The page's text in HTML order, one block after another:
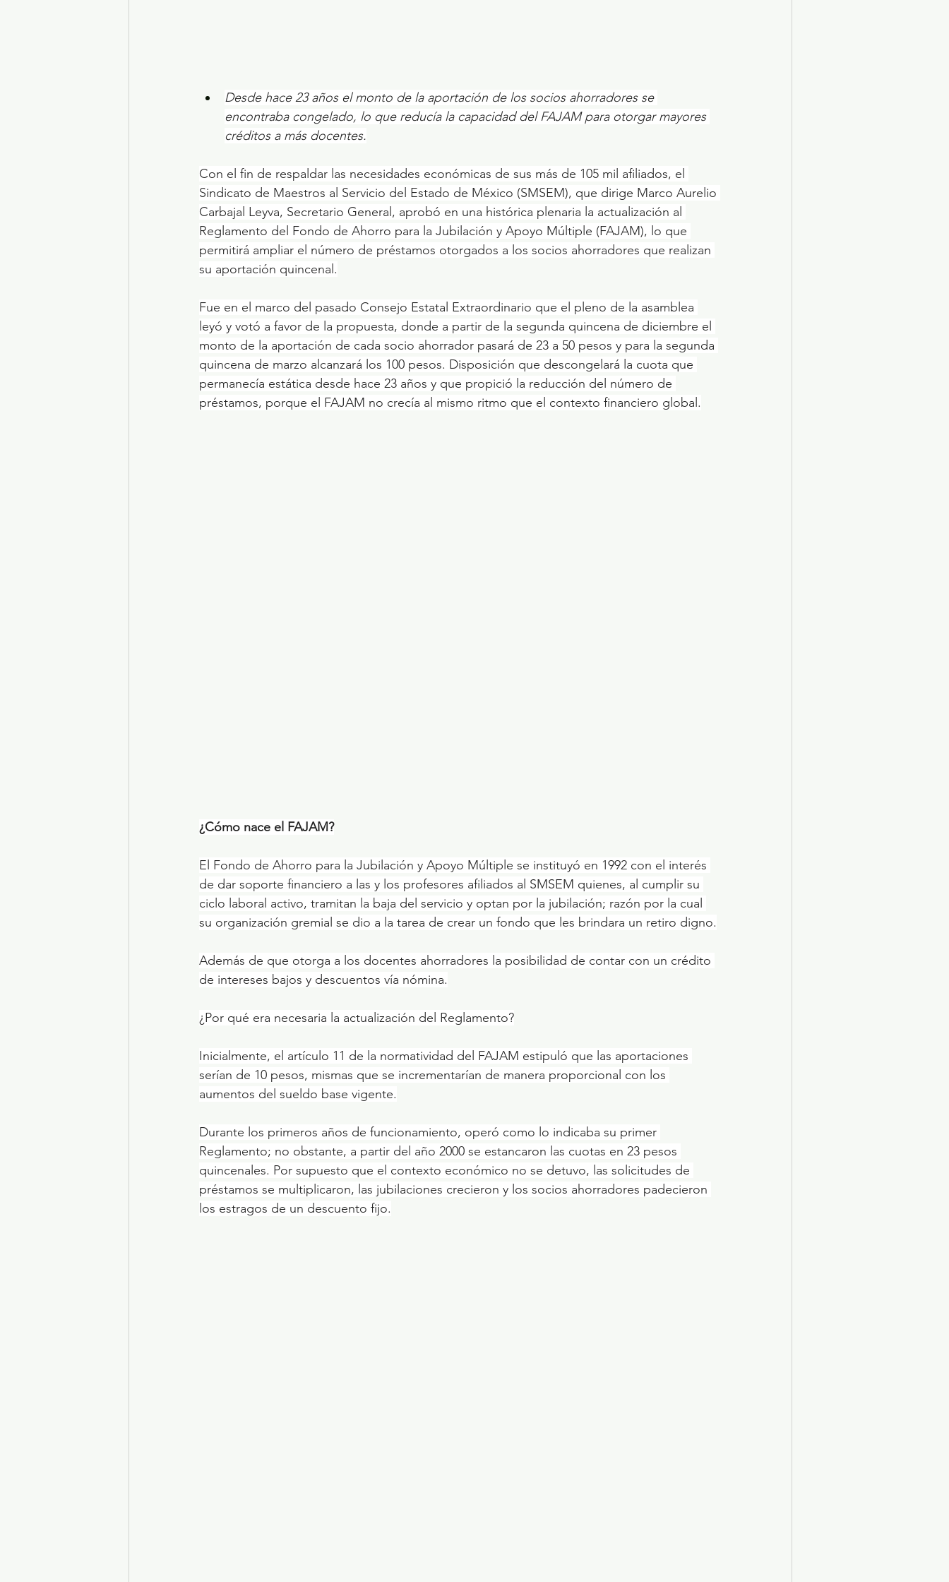
Desde hace 23 años el monto de la aportación de los socios ahorradores se
encontraba congelado, lo que reducía la capacidad del FAJAM para otorgar mayores
créditos a más docentes.
Con el fin de respaldar las necesidades económicas de sus más de 105 mil afiliados, el
Sindicato de Maestros al Servicio del Estado de México (SMSEM), que dirige Marco Aurelio
Carbajal Leyva, Secretario General, aprobó en una histórica plenaria la actualización al
Reglamento del Fondo de Ahorro para la Jubilación y Apoyo Múltiple (FAJAM), lo que
permitirá ampliar el número de préstamos otorgados a los socios ahorradores que realizan
su aportación quincenal.
Fue en el marco del pasado Consejo Estatal Extraordinario que el pleno de la asamblea
leyó y votó a favor de la propuesta, donde a partir de la segunda quincena de diciembre el
monto de la aportación de cada socio ahorrador pasará de 23 a 50 pesos y para la segunda
quincena de marzo alcanzará los 100 pesos. Disposición que descongelará la cuota que
permanecía estática desde hace 23 años y que propició la reducción del número de
préstamos, porque el FAJAM no crecía al mismo ritmo que el contexto financiero global.
¿Cómo nace el FAJAM?
El Fondo de Ahorro para la Jubilación y Apoyo Múltiple se instituyó en 1992 con el interés
de dar soporte financiero a las y los profesores afiliados al SMSEM quienes, al cumplir su
ciclo laboral activo, tramitan la baja del servicio y optan por la jubilación; razón por la cual
su organización gremial se dio a la tarea de crear un fondo que les brindara un retiro digno.
Además de que otorga a los docentes ahorradores la posibilidad de contar con un crédito
de intereses bajos y descuentos vía nómina.
¿Por qué era necesaria la actualización del Reglamento?
Inicialmente, el artículo 11 de la normatividad del FAJAM estipuló que las aportaciones
serían de 10 pesos, mismas que se incrementarían de manera proporcional con los
aumentos del sueldo base vigente.
Durante los primeros años de funcionamiento, operó como lo indicaba su primer
Reglamento; no obstante, a partir del año 2000 se estancaron las cuotas en 23 pesos
quincenales. Por supuesto que el contexto económico no se detuvo, las solicitudes de
préstamos se multiplicaron, las jubilaciones crecieron y los socios ahorradores padecieron
los estragos de un descuento fijo.